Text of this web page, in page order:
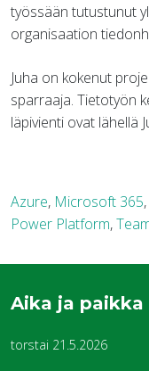
työssään tutustunut
organisaation
Juha on kokenut
sparraaja. Tietotyön
läpivienti ovat lähellä
Azure, Microsoft 365,
Power Platform,
Aika ja paikka
torstai 21.5.2026